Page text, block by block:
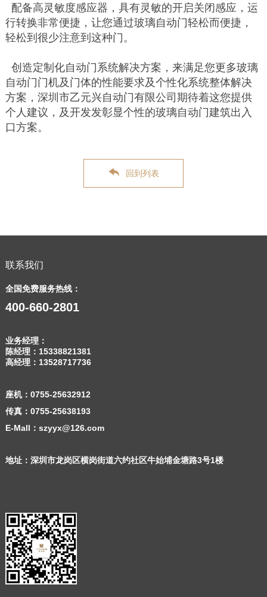
配备高灵敏度感应器，具有灵敏的开启关闭感应，运
行转换非常便捷，让您通过玻璃自动门轻松而便捷，
轻松到很少注意到这种门。
创造定制化自动门系统解决方案，来满足您更多玻璃
自动门门机及门体的性能要求及个性化系统整体解决
方案，深圳市乙元兴自动门有限公司期待着这您提供
个人建议，及开发发彰显个性的玻璃自动门建筑出入
口方案。
回到列表
联系我们
全国免费服务热线：
400-660-2801
业务经理：
陈经理： 15338821381
高经理： 13528717736
座机： 0755-25632912
传真：0755-25638193
E-Mall：szyyx@126.com
地址：深圳市龙岗区横岗街道六约社区牛始埔金塘路3号1楼